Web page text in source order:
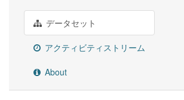
データセット
アクティビティストリーム
About